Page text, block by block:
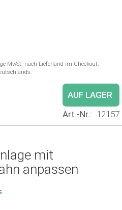
MwSt. nach Lieferland im Checkout.
AUF LAGER
Art.-Nr.
12157
mit
anpassen